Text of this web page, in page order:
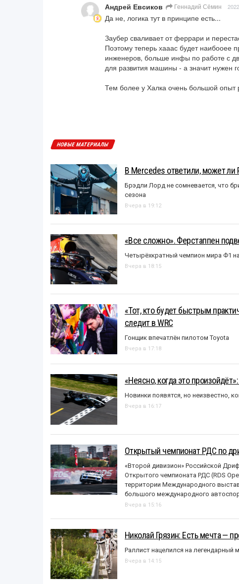
Андрей Евсиков Геннадий Сёмин
Да не, логика тут в принципе есть...
Заубер сваливает от феррари и
Поэтому теперь хааас будет
инженеров, больше инфы по работе с
для развития машины - а значит нужен
Тем более у Халка очень большой опыт
НОВЫЕ МАТЕРИАЛЫ
В Mercedes ответили, может ли
Брэдли Лорд не сомневается, что
сезона
Вчера в 19:12
«Все сложно». Ферстаппен
Четырёхкратный чемпион мира Ф1
Вчера в 18:15
«Тот, кто будет быстрым
следит в WRC
Гонщик впечатлён пилотом Toyota
Вчера в 17:18
«Неясно, когда это
Новинки появятся, но неизвестно,
Вчера в 16:17
Открытый чемпионат РДС по
«Второй дивизион» Российской
Открытого чемпионата РДС (RDS
территории Международного
большого международного
Вчера в 15:16
Николай Грязин: Есть мечта —
Раллист нацелился на легендарный
Вчера в 14:15